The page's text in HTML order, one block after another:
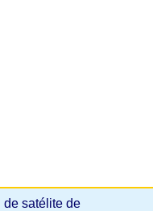
de satélite de